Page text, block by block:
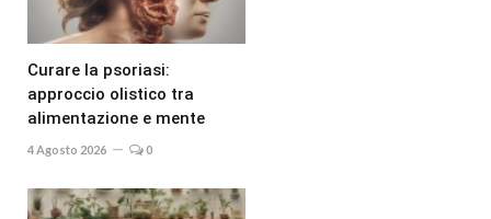
Curare la psoriasi:
approccio olistico tra
alimentazione e mente
4 Agosto 2026 0